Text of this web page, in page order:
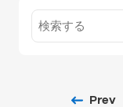
Prev